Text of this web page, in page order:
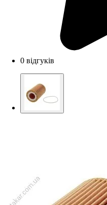
0 відгуків